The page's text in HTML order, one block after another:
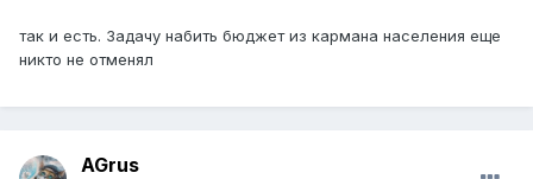
так и есть. Задачу набить бюджет из кармана населения еще
никто не отменял
AGrus